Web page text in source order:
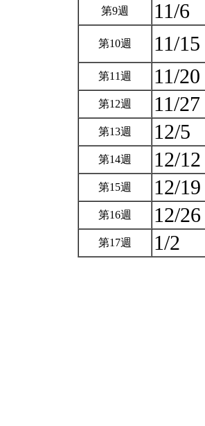
第9週 11/6
第10週 11/15
第11週 11/20
第12週 11/27
第13週 12/5
第14週 12/12
第15週 12/19
第16週 12/26
第17週 1/2